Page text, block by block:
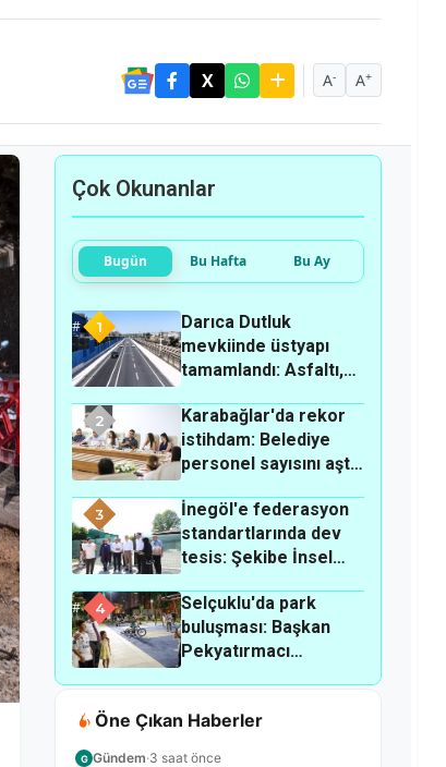
A- A+
Çok Okunanlar
Bugün Bu Hafta Bu Ay
1
Darıca Dutluk
mevkiinde üstyapı
tamamlandı: Asfaltı,
aydınlatmasıyla
yenilendi!
2
Karabağlar'da rekor
istihdam: Belediye
personel sayısını aştı,
oldu!
3
İnegöl'e federasyon
standartlarında dev
tesis: Şekibe İnsel
merkezine
dönüşüyor!
4
Selçuklu'da park
buluşması: Başkan
Pekyatırmacı
buluştu!
Öne Çıkan Haberler
G Gündem·3 saat önce